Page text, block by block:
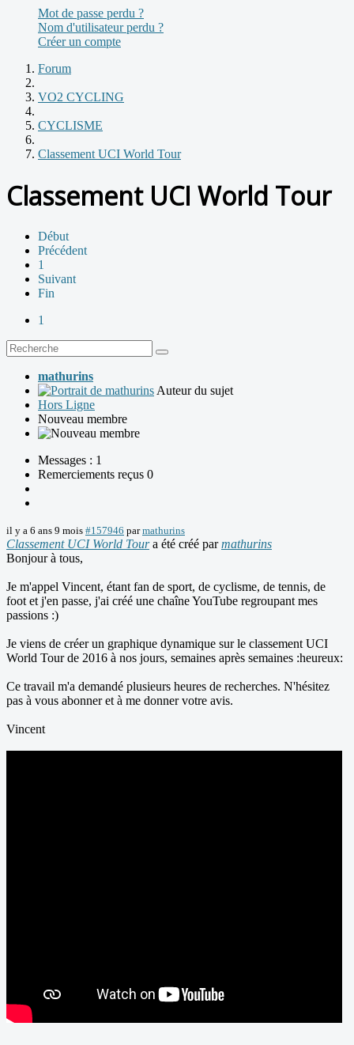
Mot de passe perdu ?
Nom d'utilisateur perdu ?
Créer un compte
Forum
VO2 CYCLING
CYCLISME
Classement UCI World Tour
Classement UCI World Tour
Début
Précédent
1
Suivant
Fin
1
mathurins
Auteur du sujet
Hors Ligne
Nouveau membre
Messages : 1
Remerciements reçus 0
il y a 6 ans 9 mois #157946 parmathurins
Classement UCI World Toura été créé parmathurins
Bonjour à tous,
Je m'appel Vincent, étant fan de sport, de cyclisme, de tennis, de
foot et j'en passe, j'ai créé une chaîne YouTube regroupant mes
passions :)
Je viens de créer un graphique dynamique sur le classement UCI
World Tour de 2016 à nos jours, semaines après semaines :heureux:
Ce travail m'a demandé plusieurs heures de recherches. N'hésitez
pas à vous abonner et à me donner votre avis.
Vincent